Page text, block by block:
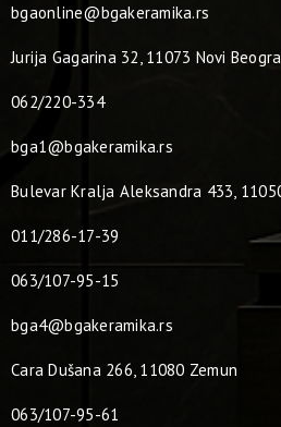
bgaonline@bgakeramika.rs
Jurija Gagarina 32, 11073 Novi
062/220-334
bga1@bgakeramika.rs
Bulevar Kralja Aleksandra 433,
011/286-17-39
063/107-95-15
bga4@bgakeramika.rs
Cara Dušana 266, 11080 Zemun
063/107-95-61